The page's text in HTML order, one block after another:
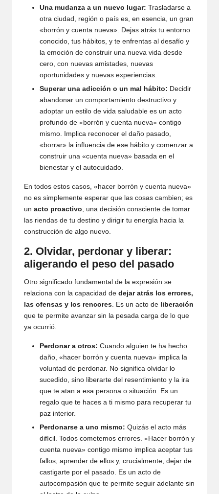
Una mudanza a un nuevo lugar: Trasladarse a
otra ciudad, región o país es, en esencia, un gran
«borrón y cuenta nueva». Dejas atrás tu entorno
conocido, tus hábitos, y te enfrentas al desafío y
la emoción de construir una nueva vida desde
cero, con nuevas amistades, nuevas
oportunidades y nuevas experiencias.
Superar una adicción o un mal hábito: Decidir
abandonar un comportamiento destructivo y
adoptar un estilo de vida saludable es un acto
profundo de «borrón y cuenta nueva» contigo
mismo. Implica reconocer el daño pasado,
«borrar» la influencia de ese hábito y comenzar a
construir una «cuenta nueva» basada en el
bienestar y el autocuidado.
En todos estos casos, «hacer borrón y cuenta nueva»
no es simplemente esperar que las cosas cambien; es
un acto proactivo , una decisión consciente de tomar
las riendas de tu destino y dirigir tu energía hacia la
construcción de algo nuevo.
2. Olvidar, perdonar y liberar:
aligerando el peso del pasado
Otro significado fundamental de la expresión se
relaciona con la capacidad de dejar atrás los errores,
las ofensas y los rencores . Es un acto de liberación
que te permite avanzar sin la pesada carga de lo que
ya ocurrió.
Perdonar a otros: Cuando alguien te ha hecho
daño, «hacer borrón y cuenta nueva» implica la
voluntad de perdonar. No significa olvidar lo
sucedido, sino liberarte del resentimiento y la ira
que te atan a esa persona o situación. Es un
regalo que te haces a ti mismo para recuperar tu
paz interior.
Perdonarse a uno mismo: Quizás el acto más
difícil. Todos cometemos errores. «Hacer borrón y
cuenta nueva» contigo mismo implica aceptar tus
fallos, aprender de ellos y, crucialmente, dejar de
castigarte por el pasado. Es un acto de
autocompasión que te permite seguir adelante sin